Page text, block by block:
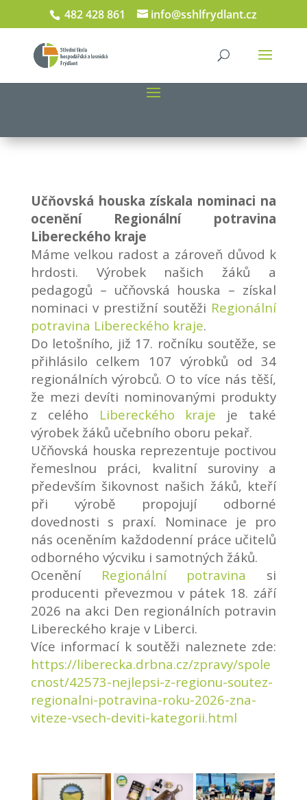
482 428 861 info@sshlfrydlant.cz
Učňovská houska získala nominaci na
ocenění Regionální potravina
Libereckého kraje
Máme velkou radost a zároveň důvod k
hrdosti. Výrobek našich žáků a
pedagogů – učňovská houska – získal
nominaci v prestižní soutěži Regionální
potravina Libereckého kraje.
Do letošního, již 17. ročníku soutěže, se
přihlásilo celkem 107 výrobků od 34
regionálních výrobců. O to více nás těší,
že mezi devíti nominovanými produkty
z celého Libereckého kraje je také
výrobek žáků učebního oboru pekař.
Učňovská houska reprezentuje poctivou
řemeslnou práci, kvalitní suroviny a
především šikovnost našich žáků, kteří
při výrobě propojují odborné
dovednosti s praxí. Nominace je pro
nás oceněním každodenní práce učitelů
odborného výcviku i samotných žáků.
Ocenění Regionální potravina si
producenti převezmou v pátek 18. září
2026 na akci Den regionálních potravin
Libereckého kraje v Liberci.
Více informací k soutěži naleznete zde:
https://liberecka.drbna.cz/zpravy/spole
cnost/42573-nejlepsi-z-regionu-soutez-
regionalni-potravina-roku-2026-zna-
viteze-vsech-deviti-kategorii.html